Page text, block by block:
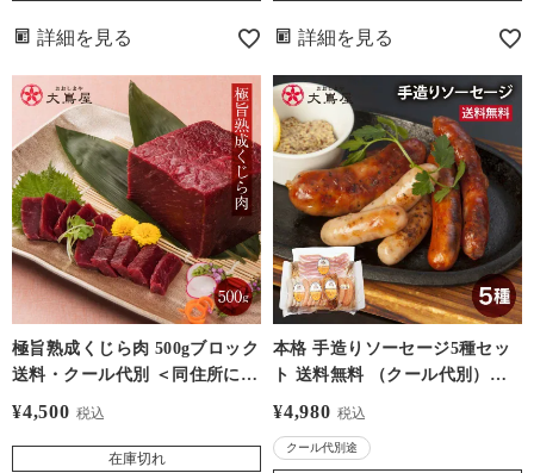
詳細を見る 詳細を見る
極旨熟成くじら肉 500gブロック
送料・クール代別 ＜同住所に2
セット以上で送料無料＞ 低温熟
ステーキなどに
¥4,500 税込
在庫切れ
本格 手造りソーセージ5種セッ
ト 送料無料 （クール代別）熊
本ソーセージ工房 GRIMM グリ
クフルト 熊本 大嶌屋（おおし
¥4,980 税込
クール代別途